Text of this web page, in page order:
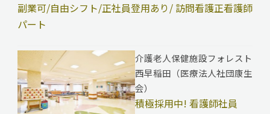
副業可/自由シフト/正社員登用あり/ 訪問看護正看護師
パート
介護老人保健施設フォレスト
西早稲田（医療法人社団康生
会）
積極採用中! 看護師社員